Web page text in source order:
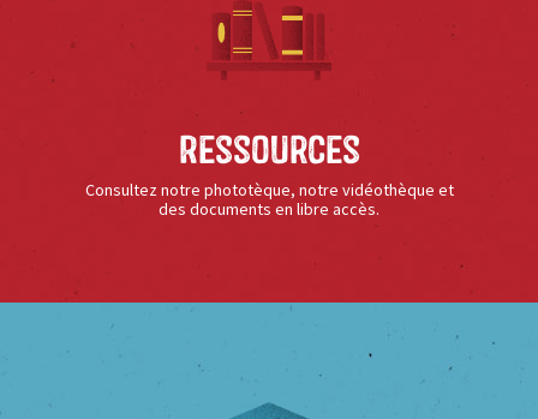
Ressources
Consultez notre phototèque, notre vidéothèque et
des documents en libre accès.